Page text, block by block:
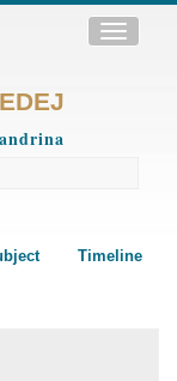
Toggle
Timeline